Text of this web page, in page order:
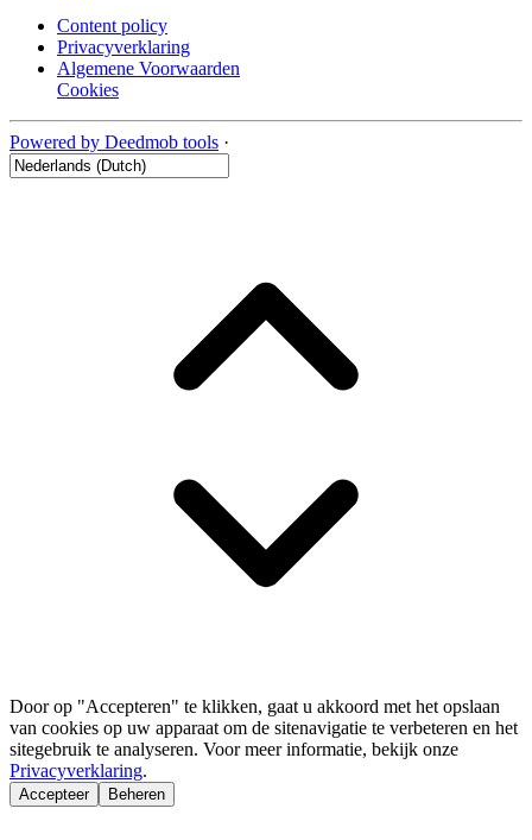
Content policy
Privacyverklaring
Algemene Voorwaarden
Cookies
Powered by Deedmob tools ·
Door op "Accepteren" te klikken, gaat u akkoord met het opslaan
van cookies op uw apparaat om de sitenavigatie te verbeteren en het
sitegebruik te analyseren. Voor meer informatie, bekijk onze
Privacyverklaring.
Accepteer Beheren